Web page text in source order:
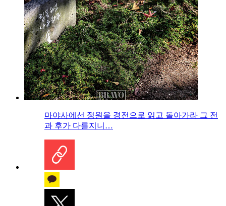
마야사에선 정원을 경전으로 읽고 돌아가라 그 전
과 후가 다를지니…